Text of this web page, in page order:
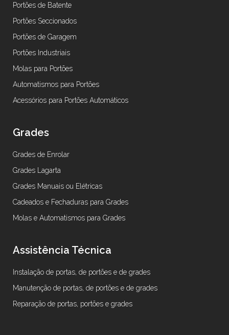
Portões de Batente
Portões Seccionados
Portões de Garagem
Portões Industriais
Molas para Portões
Automatismos para Portões
Acessórios para Portões Automáticos
Grades
Grades de Enrolar
Grades Lagarta
Grades Manuais ou Elétricas
Cadeados e Fechaduras para Grades
Molas e Automatismos para Grades
Assistência Técnica
Instalação de portas, de portões e de grades
Manutenção de portas, de portões e de grades
Reparação de portas, portões e grades